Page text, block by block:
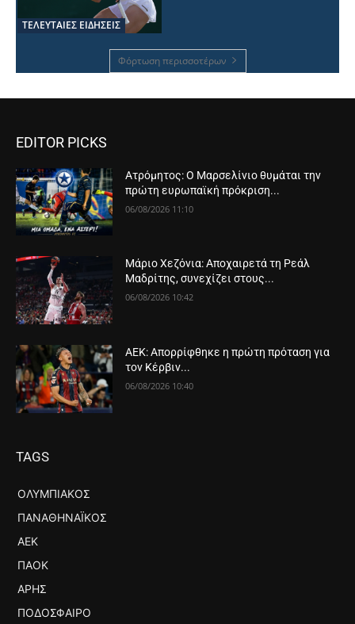
ΤΕΛΕΥΤΑΙΕΣ ΕΙΔΗΣΕΙΣ
Φόρτωση περισσοτέρων
EDITOR PICKS
Ατρόμητος: Ο Μαρσελίνιο θυμάται την
πρώτη ευρωπαϊκή πρόκριση...
06/08/2026 11:10
Μάριο Χεζόνια: Αποχαιρετά τη Ρεάλ
Μαδρίτης, συνεχίζει στους...
06/08/2026 10:42
ΑΕΚ: Απορρίφθηκε η πρώτη πρόταση για
τον Κέρβιν...
06/08/2026 10:40
TAGS
ΟΛΥΜΠΙΑΚΌΣ
ΠΑΝΑΘΗΝΑΪΚΌΣ
ΑΕΚ
ΠΑΟΚ
ΆΡΗΣ
ΠΟΔΌΣΦΑΙΡΟ